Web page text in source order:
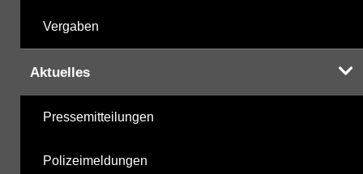
Vergaben
Aktuelles
Pressemitteilungen
Polizeimeldungen